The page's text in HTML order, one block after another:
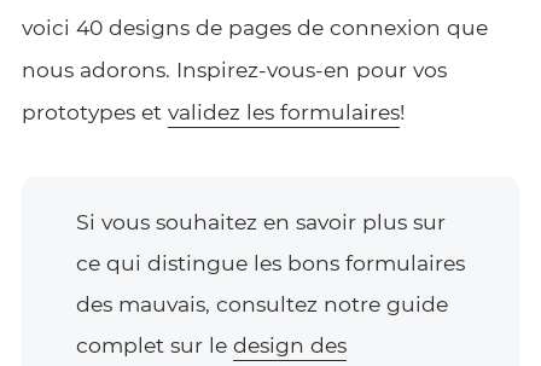
voici 40 designs de pages de connexion que
nous adorons. Inspirez-vous-en pour vos
prototypes et validez les formulaires!
Si vous souhaitez en savoir plus sur
ce qui distingue les bons formulaires
des mauvais, consultez notre guide
complet sur le design des